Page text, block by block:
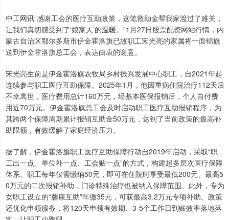
中工网讯“感谢工会的医疗互助政策，这笔救助金帮我家渡过了难关，
让我们真切感受到了‘娘家人’的温暖。”1月27日股票配资网站行情，内
蒙古自治区鄂尔多斯市伊金霍洛旗已故职工宋光亮的家属将一面锦旗
送到伊金霍洛旗总工会，表达由衷的谢意。
宋光亮生前是伊金霍洛旗农牧局乡村振兴发展中心职工，自2021年起
连续参与职工医疗互助保障。2025年1月，他因重病住院治疗112天后
不幸离世，医疗费用总计160万元，经基本医保报销后，个人自付费
用近70万元。伊金霍洛旗总工会及时启动职工医疗互助报销程序，为
其跨两个保障周期累计报销互助金50万元，达到了当前政策的最高补
助限额，有效缓解了家庭经济压力。
据了解，伊金霍洛旗职工医疗互助保障行动自2019年启动，采取“职
工出一点、单位补一点、工会贴一点”的方式，构建起多层次医疗保障
体系。职工每年仅需缴纳50元，即可在住院时享受最低200元、最高5
0万元的二次报销补助，门诊特殊治疗也被纳入保障范围。此外，专为
女职工设立的“馨康互助”年缴35元，可获最高3.2万元专项补助。政策
还优化申领服务，将120天申领有效期、3-5个工作日到账效率落地落